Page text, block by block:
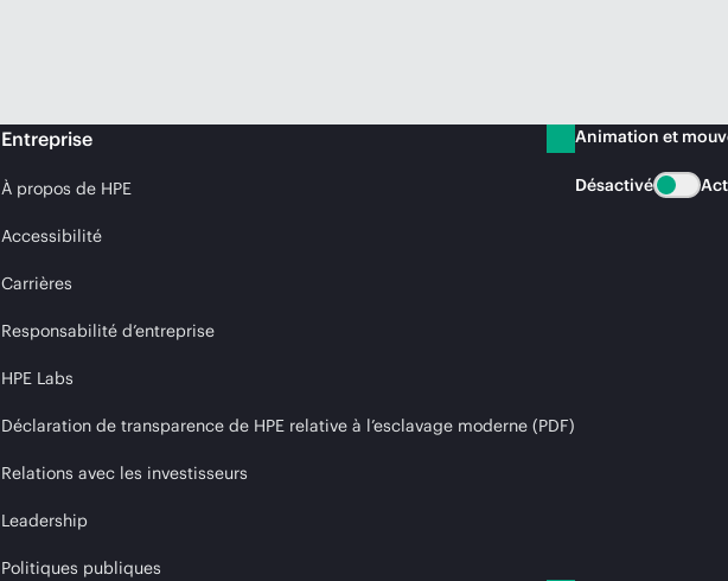
Entreprise
À propos de HPE
Accessibilité
Carrières
Responsabilité d’entreprise
HPE Labs
Déclaration de transparence de HPE relative à l’esclavage moderne (PDF)
Relations avec les investisseurs
Leadership
Politiques publiques
Animation et
Désactivé